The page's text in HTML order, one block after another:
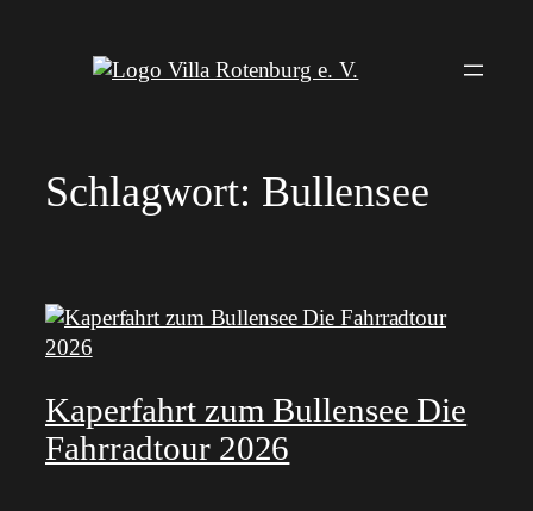
Schlagwort: Bullensee
Kaperfahrt zum Bullensee Die
Fahrradtour 2026